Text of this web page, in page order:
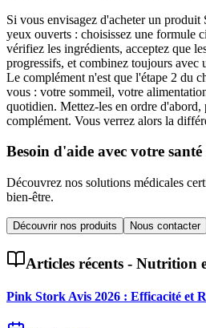
Si vous envisagez d'acheter un
yeux ouverts : choisissez une formule
vérifiez les ingrédients, acceptez que
progressifs, et combinez toujours avec
Le complément n'est que l'étape 2 du
vous : votre sommeil, votre
quotidien. Mettez-les en ordre d'abord,
complément. Vous verrez alors la
Besoin d'aide avec votre santé
Découvrez nos solutions médicales
bien-être.
Découvrir nos produits Nous contacter
Articles récents - Nutrition
Pink Stork Avis 2026 : Efficacité et